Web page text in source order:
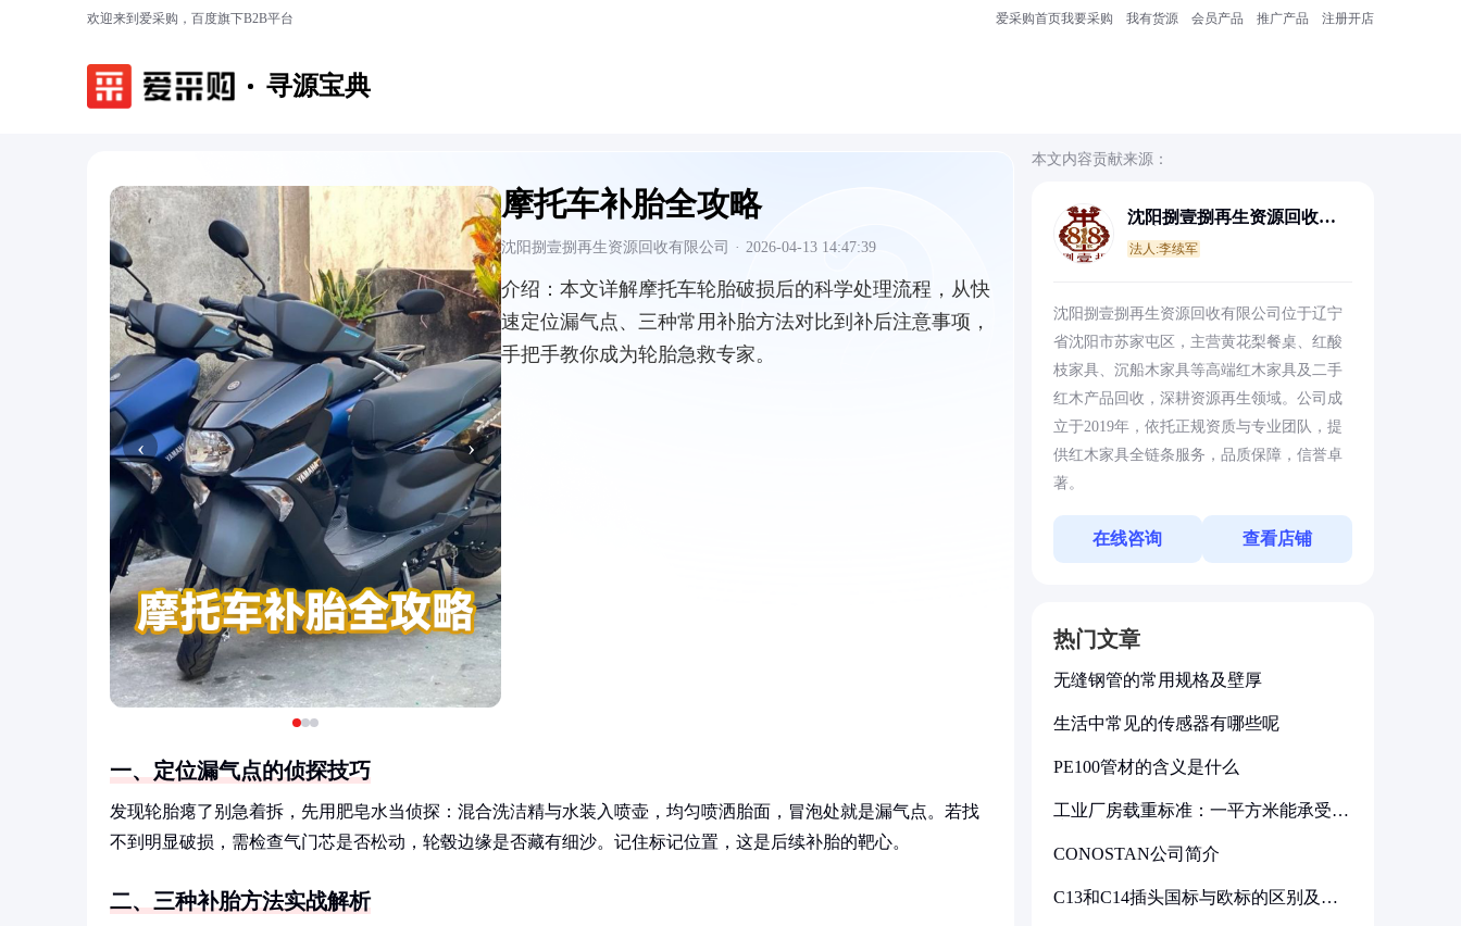
欢迎来到爱采购，百度旗下B2B平台 爱采购首页我要采购 我有货源 会员产品 推广产品 注册开店
寻源宝典
‹ ›
摩托车补胎全攻略
沈阳捌壹捌再生资源回收有限公司 · 2026-04-13 14:47:39
介绍： 本文详解摩托车轮胎破损后的科学处理流程，从快
速定位漏气点、三种常用补胎方法对比到补后注意事项，
手把手教你成为轮胎急救专家。
一、定位漏气点的侦探技巧
发现轮胎瘪了别急着拆，先用肥皂水当侦探：混合洗洁精与水装入喷壶，均匀喷洒胎面，冒泡处就是漏气点。若找
不到明显破损，需检查气门芯是否松动，轮毂边缘是否藏有细沙。记住标记位置，这是后续补胎的靶心。
二、三种补胎方法实战解析
本文内容贡献来源：
沈阳捌壹捌再生资源回收有
法人:李续军
沈阳捌壹捌再生资源回收有限公司位于辽宁
省沈阳市苏家屯区，主营黄花梨餐桌、红酸
枝家具、沉船木家具等高端红木家具及二手
红木产品回收，深耕资源再生领域。公司成
立于2019年，依托正规资质与专业团队，提
供红木家具全链条服务，品质保障，信誉卓
著。
在线咨询 查看店铺
热门文章
无缝钢管的常用规格及壁厚
生活中常见的传感器有哪些呢
PE100管材的含义是什么
工业厂房载重标准：一平方米能承受多
CONOSTAN公司简介
C13和C14插头国标与欧标的区别及其